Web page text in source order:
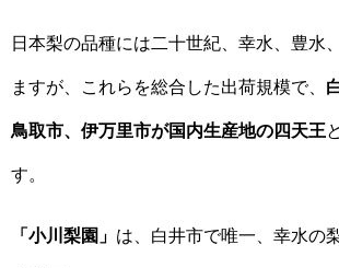
日本梨の品種には二十世紀、幸水、豊水
ますが、これらを総合した出荷規模で、
鳥取市、伊万里市が国内生産地の四天王
す。
「小川梨園」 は、白井市で唯一、幸水の